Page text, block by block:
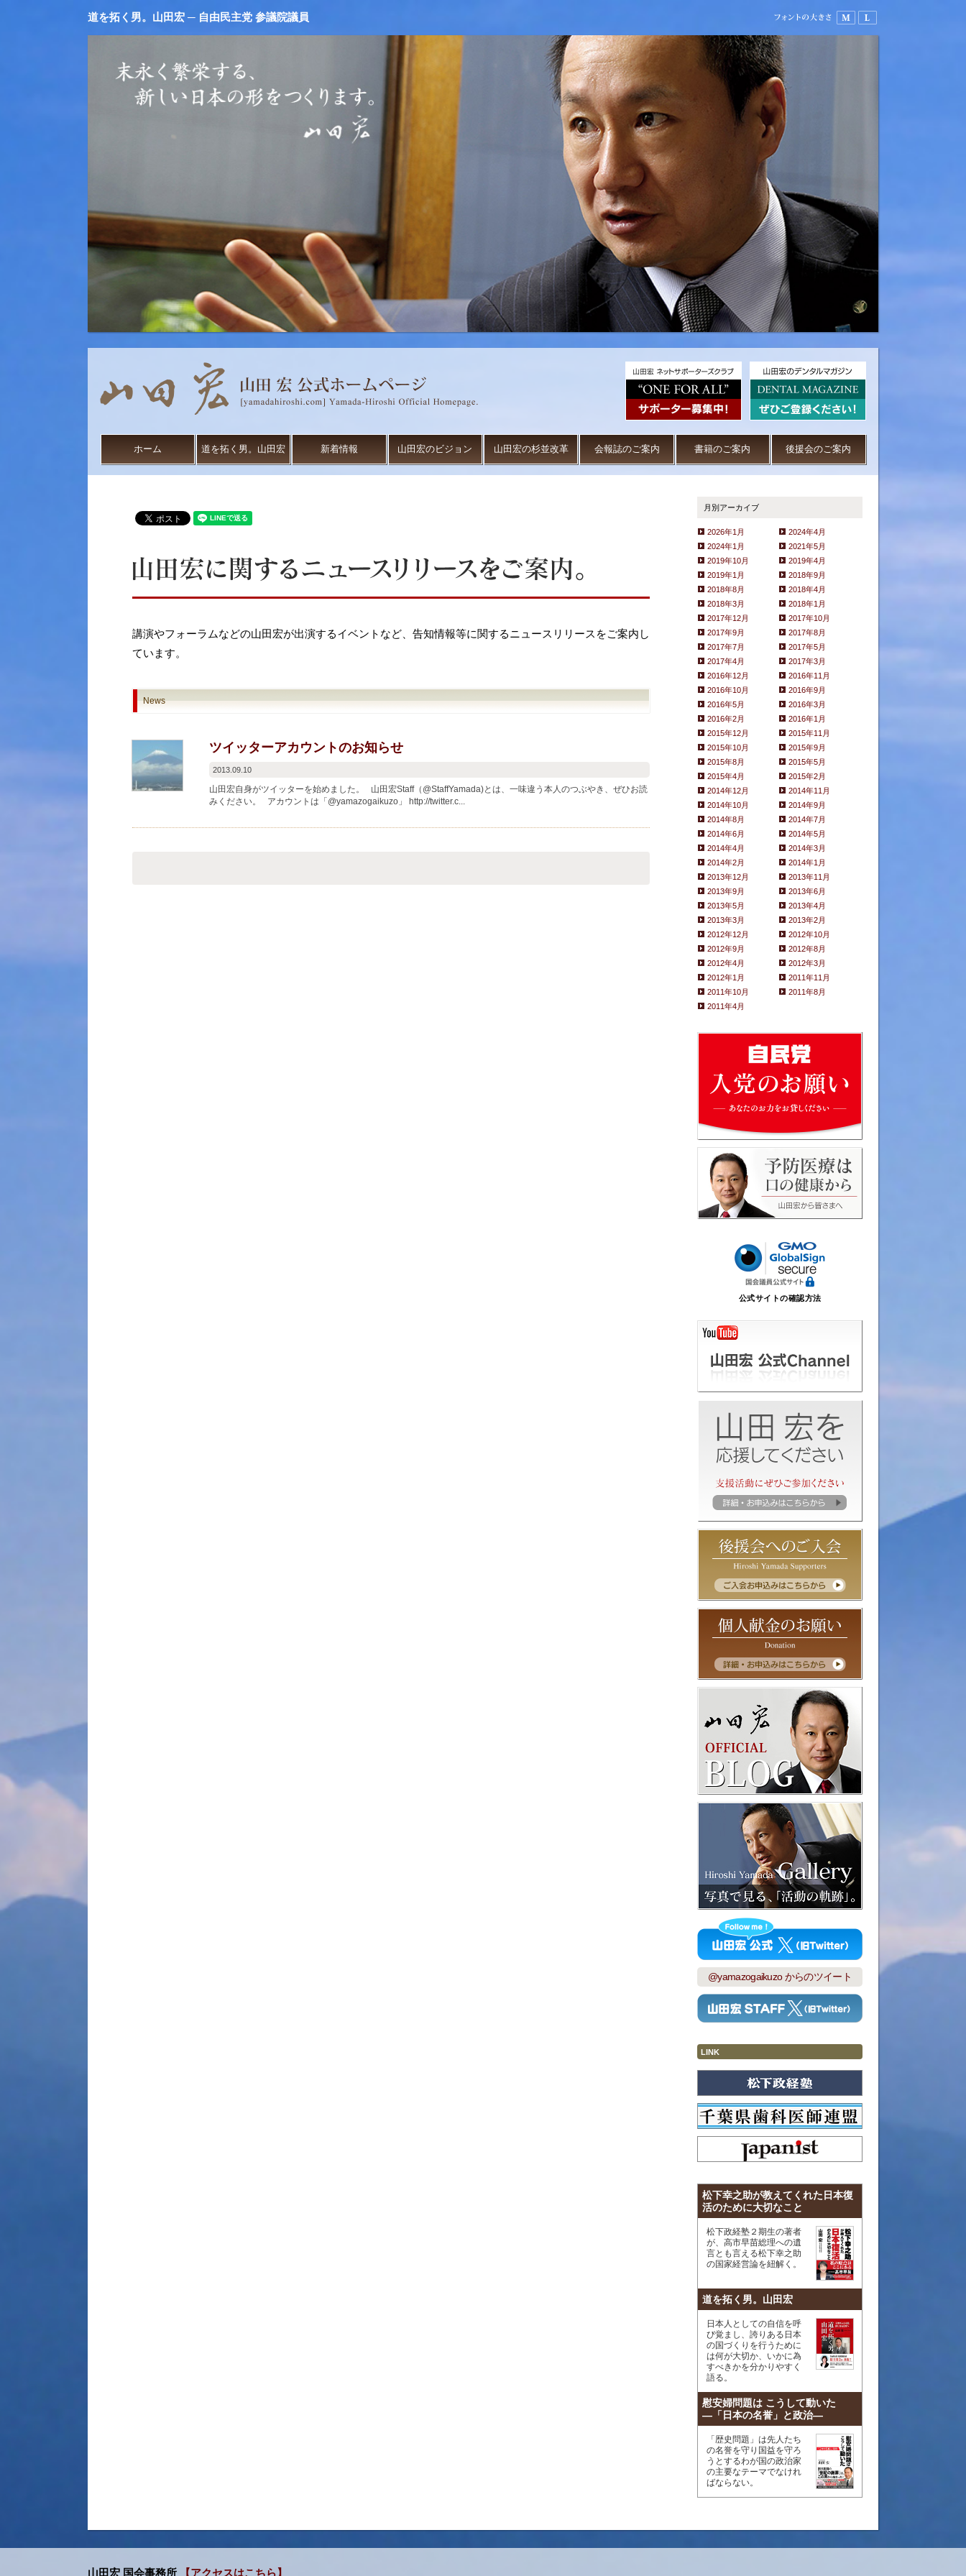
道を拓く男。山田宏 ─ 自由民主党 参議院議員
ホーム 道を拓く男。山田宏 新着情報 山田宏のビジョン 山田宏の杉並改革 会報誌のご案内 書籍のご案内 後援会のご案内
講演やフォーラムなどの山田宏が出演するイベントなど、告知情報等に関するニュースリリースをご案内し
ています。
News
ツイッターアカウントのお知らせ
2013.09.10
山田宏自身がツイッターを始めました。 山田宏Staff（@StaffYamada)とは、一味違う本人のつぶやき、ぜひお読
みください。 アカウントは「@yamazogaikuzo」 http://twitter.c...
月別アーカイブ
2026年1月
2024年4月
2024年1月
2021年5月
2019年10月
2019年4月
2019年1月
2018年9月
2018年8月
2018年4月
2018年3月
2018年1月
2017年12月
2017年10月
2017年9月
2017年8月
2017年7月
2017年5月
2017年4月
2017年3月
2016年12月
2016年11月
2016年10月
2016年9月
2016年5月
2016年3月
2016年2月
2016年1月
2015年12月
2015年11月
2015年10月
2015年9月
2015年8月
2015年5月
2015年4月
2015年2月
2014年12月
2014年11月
2014年10月
2014年9月
2014年8月
2014年7月
2014年6月
2014年5月
2014年4月
2014年3月
2014年2月
2014年1月
2013年12月
2013年11月
2013年9月
2013年6月
2013年5月
2013年4月
2013年3月
2013年2月
2012年12月
2012年10月
2012年9月
2012年8月
2012年4月
2012年3月
2012年1月
2011年11月
2011年10月
2011年8月
2011年4月
公式サイトの確認方法
@yamazogaikuzo からのツイート
LINK
松下幸之助が教えてくれた日本復
活のために大切なこと
松下政経塾２期生の著者
が、高市早苗総理への遺
言とも言える松下幸之助
の国家経営論を紐解く。
道を拓く男。山田宏
日本人としての自信を呼
び覚まし、誇りある日本
の国づくりを行うために
は何が大切か、いかに為
すべきかを分かりやすく
語る。
慰安婦問題は こうして動いた
―「日本の名誉」と政治―
「歴史問題」は先人たち
の名誉を守り国益を守ろ
うとするわが国の政治家
の主要なテーマでなけれ
ばならない。
山田宏 国会事務所 【アクセスはこちら】